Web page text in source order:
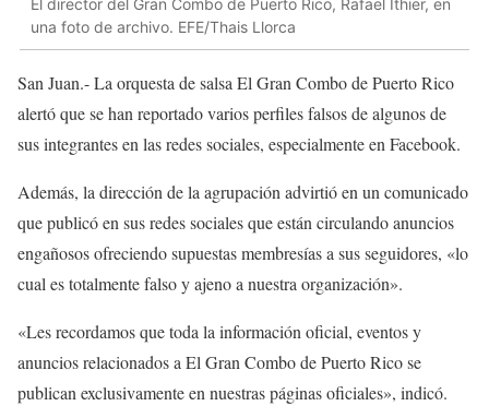
una foto de archivo. EFE/Thais Llorca
San Juan.- La orquesta de salsa El Gran Combo de Puerto Rico
alertó que se han reportado varios perfiles falsos de algunos de
sus integrantes en las redes sociales, especialmente en Facebook.
Además, la dirección de la agrupación advirtió en un comunicado
que publicó en sus redes sociales que están circulando anuncios
engañosos ofreciendo supuestas membresías a sus seguidores, «lo
cual es totalmente falso y ajeno a nuestra organización».
«Les recordamos que toda la información oficial, eventos y
anuncios relacionados a El Gran Combo de Puerto Rico se
publican exclusivamente en nuestras páginas oficiales», indicó.